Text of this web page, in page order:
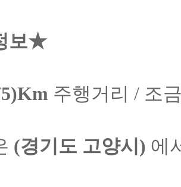
보★
주행거리 / 조
(경기도 고양시) 에